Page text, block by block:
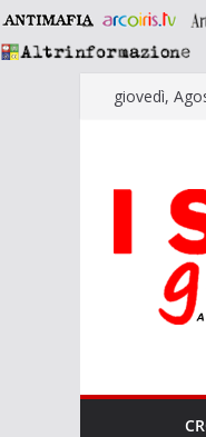
Saltagiovedì,